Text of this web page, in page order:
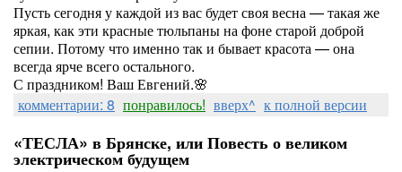
Пусть сегодня у каждой из вас будет своя весна — такая же
яркая, как эти красные тюльпаны на фоне старой доброй
сепии. Потому что именно так и бывает красота — она
всегда ярче всего остального.
​С праздником! Ваш Евгений.🌸
комментарии: 8 понравилось! вверх^ к полной версии
«ТЕСЛА» в Брянске, или Повесть о великом
электрическом будущем